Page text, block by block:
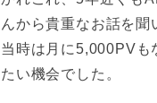
んから貴重なお話を聞
当時は月に5,000PVも
たい機会でした。